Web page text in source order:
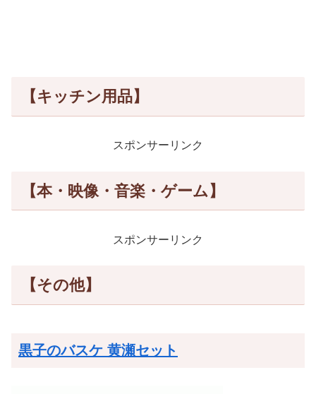
【キッチン用品】
スポンサーリンク
【本・映像・音楽・ゲーム】
スポンサーリンク
【その他】
黒子のバスケ 黄瀬セット